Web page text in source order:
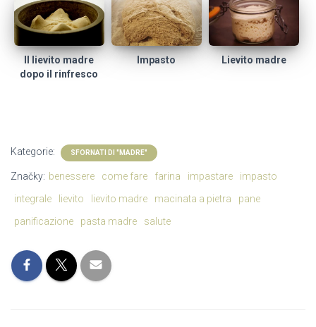
Il lievito madre
dopo il rinfresco
Impasto Lievito madre
Kategorie: SFORNATI DI "MADRE"
Značky: benessere come fare farina impastare
impasto
integrale
lievito lievito madre macinata a pietra
pane
panificazione
pasta madre salute